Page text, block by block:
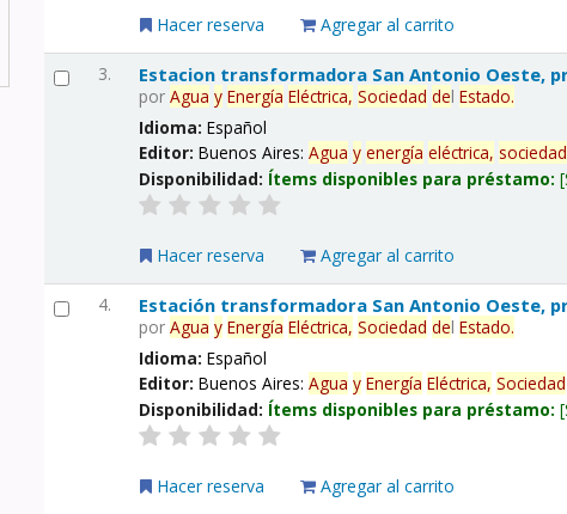
Hacer reserva Agregar al carrito
3. Estacion transformadora San Antonio Oeste,
porAgua y Energía Eléctrica, Sociedad delEstado.
Idioma:Español
Editor:Buenos Aires:Agua y energía eléctrica, sociedad
Disponibilidad: Ítems disponibles para préstamo:
Hacer reserva Agregar al carrito
4. Estación transformadora San Antonio Oeste,
porAgua y Energía Eléctrica, Sociedad delEstado.
Idioma:Español
Editor:Buenos Aires:Agua y Energía Eléctrica, Sociedad
Disponibilidad: Ítems disponibles para préstamo:
Hacer reserva Agregar al carrito